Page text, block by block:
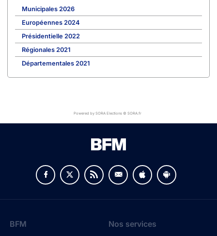
Municipales 2026
Européennes 2024
Présidentielle 2022
Régionales 2021
Départementales 2021
Powered by SORA Elections © SORA.fr
BFM Nos services